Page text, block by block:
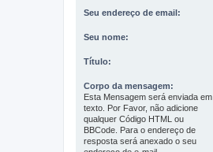
Seu endereço de email:
Seu nome:
Título:
Corpo da mensagem:
Esta Mensagem será enviada em
texto. Por Favor, não adicione
qualquer Código HTML ou
BBCode. Para o endereço de
resposta será anexado o seu